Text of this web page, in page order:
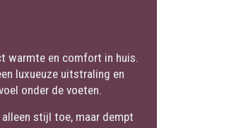
warmte en comfort in huis.
luxueuze uitstraling en
onder de voeten.
stijl toe, maar dempt